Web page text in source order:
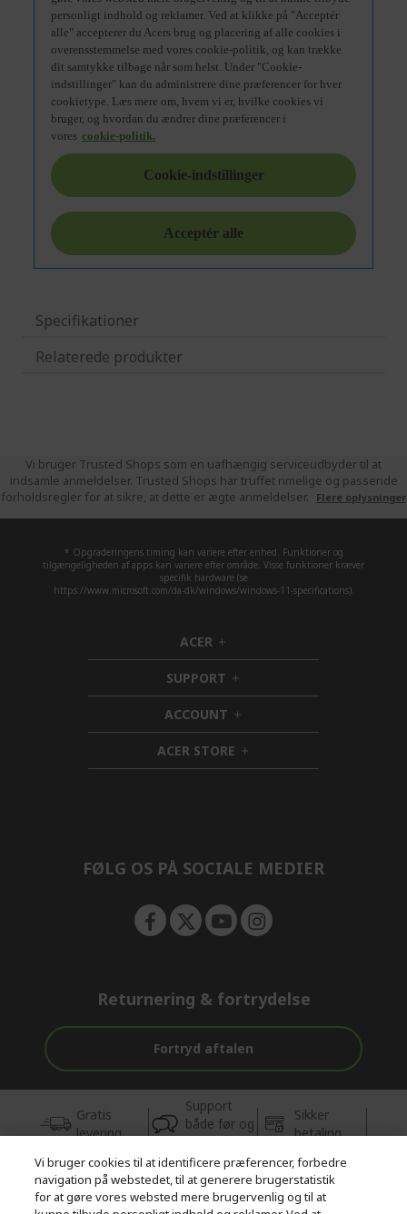
Specifikationer
Relaterede produkter
Vi bruger Trusted Shops som en uafhængig serviceudbyder til at
indsamle anmeldelser. Trusted Shops har truffet rimelige og passende
forholdsregler for at sikre, at dette er ægte anmeldelser.
Flere oplysninger
* Opgraderingens timing kan variere efter enhed. Funktioner og
tilgængeligheden af apps kan variere efter område. Visse funktioner kræver
specifik hardware (se
https://www.microsoft.com/da-dk/windows/windows-11-specifications).
ACER h
i
d
d
e
n
SUPPORT h
i
d
e
n
ACCOUNT h
i
d
d
ACER STORE h
i
FØLG OS PÅ SOCIALE MEDIER
Returnering & fortrydelse
Fortryd aftalen
Gratis
levering
Support
både før og
efter købet
Sikker
betaling
© 2026 Acer Inc.
Vi bruger cookies til at identificere præferencer, forbedre
navigation på webstedet, til at generere brugerstatistik
for at gøre vores websted mere brugervenlig og til at